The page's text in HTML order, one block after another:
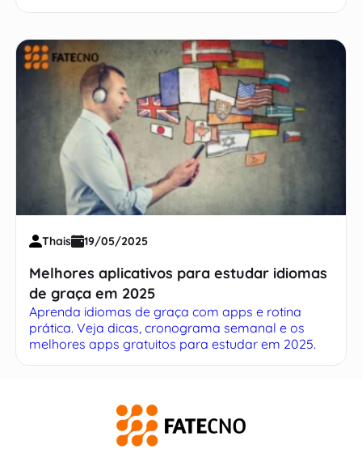
Thais 19/05/2025
Melhores aplicativos para estudar idiomas
de graça em 2025
Aprenda idiomas de graça com apps e rotina
prática. Veja dicas, cronograma semanal e os
melhores apps gratuitos para estudar em 2025.